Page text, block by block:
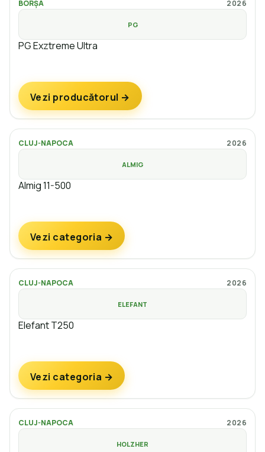
BORȘA 2026
PG
PG Exztreme Ultra
Vezi producătorul →
CLUJ-NAPOCA 2026
ALMIG
Almig 11-500
Vezi categoria →
CLUJ-NAPOCA 2026
ELEFANT
Elefant T250
Vezi categoria →
CLUJ-NAPOCA 2026
HOLZHER